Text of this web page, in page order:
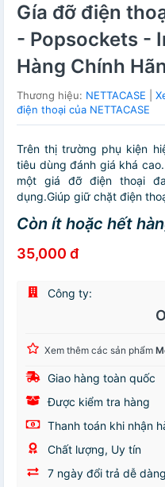
Gía đỡ điện
- Popsockets -
Hàng Chính
Thương hiệu: NETTACASE
điện thoại của NETTACASE
Trên thị trường phụ kiện
tiêu dùng đánh giá khá
một giá đỡ điện thoại
dụng.Giúp giữ chặt điện
Còn ít hoặc hết
35,000 đ
Công ty:
Xem thêm các sản phẩm
Giao hàng toàn quốc
Được kiểm tra hàng
Thanh toán khi nhận
Chất lượng, Uy tín
7 ngày đổi trả dễ dàng